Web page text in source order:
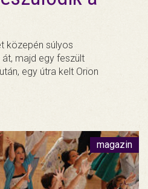
közepén súlyos
majd egy feszült
egy útra kelt Orion
magazin